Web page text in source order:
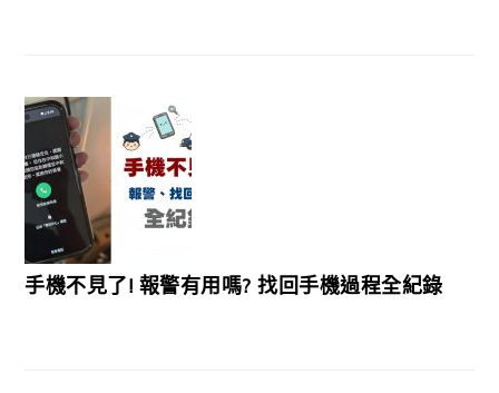
手機不見了! 報警有用嗎? 找回手機過程全紀錄